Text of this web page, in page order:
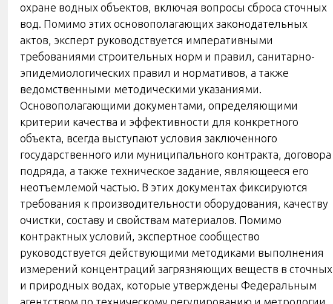
охране водных объектов, включая вопросы сброса сточных
вод. Помимо этих основополагающих законодательных
актов, эксперт руководствуется императивными
требованиями строительных норм и правил, санитарно-
эпидемиологических правил и нормативов, а также
ведомственными методическими указаниями.
Основополагающими документами, определяющими
критерии качества и эффективности для конкретного
объекта, всегда выступают условия заключенного
государственного или муниципального контракта, договора
подряда, а также техническое задание, являющееся его
неотъемлемой частью. В этих документах фиксируются
требования к производительности оборудования, качеству
очистки, составу и свойствам материалов. Помимо
контрактных условий, экспертное сообщество
руководствуется действующими методиками выполнения
измерений концентраций загрязняющих веществ в сточных
и природных водах, которые утверждены Федеральным
агентством по техническому регулированию и метрологии,